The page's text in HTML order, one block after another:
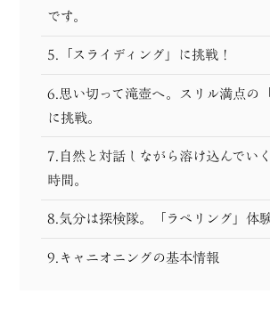
です。
5.「スライディング」に挑戦！
6.思い切って滝壺へ。スリル満点の
に挑戦。
7.自然と対話しながら溶け込んでい
時間。
8.気分は探検隊。「ラペリング」体験
9.キャニオニングの基本情報